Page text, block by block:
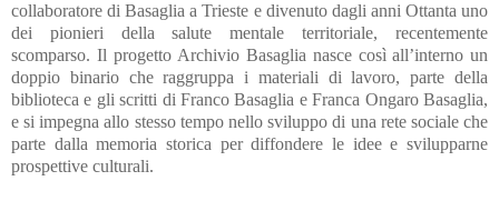
collaboratore di Basaglia a Trieste e divenuto dagli anni Ottanta uno
dei pionieri della salute mentale territoriale, recentemente
scomparso. Il progetto Archivio Basaglia nasce così all’interno un
doppio binario che raggruppa i materiali di lavoro, parte della
biblioteca e gli scritti di Franco Basaglia e Franca Ongaro Basaglia,
e si impegna allo stesso tempo nello sviluppo di una rete sociale che
parte dalla memoria storica per diffondere le idee e svilupparne
prospettive culturali.